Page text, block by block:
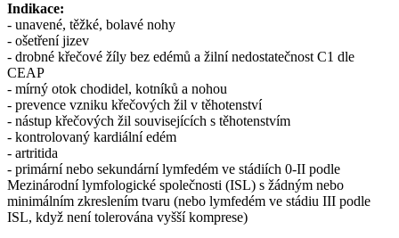
Indikace:
- unavené, těžké, bolavé nohy
- ošetření jizev
- drobné křečové žíly bez edémů a žilní nedostatečnost C1 dle
CEAP
- mírný otok chodidel, kotníků a nohou
- prevence vzniku křečových žil v těhotenství
- nástup křečových žil souvisejících s těhotenstvím
- kontrolovaný kardiální edém
- artritida
- primární nebo sekundární lymfedém ve stádiích 0-II podle
Mezinárodní lymfologické společnosti (ISL) s žádným nebo
minimálním zkreslením tvaru (nebo lymfedém ve stádiu III podle
ISL, když není tolerována vyšší komprese)